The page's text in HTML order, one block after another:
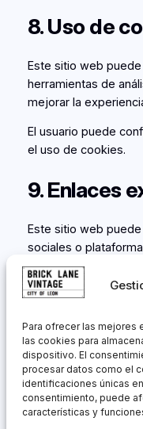
Para ofrecer las mejores
las cookies para
dispositivo. El
procesar datos como el
identificaciones únicas
consentimiento, puede
características y
8. Uso de
Este sitio web
herramientas de
mejorar la
El usuario puede
el uso de cookies.
9. Enlaces
Este sitio web
sociales o
Vinted, Instagram o
se responsabiliza de
dichos sitios.
10.
Brick Lane Vintage
modificar la
novedades